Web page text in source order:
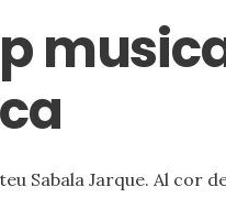
Sabala Jarque. Al cor